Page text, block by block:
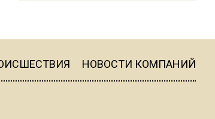
Telegram после обвинений
НОВОСТИ КОМПАНИЙ